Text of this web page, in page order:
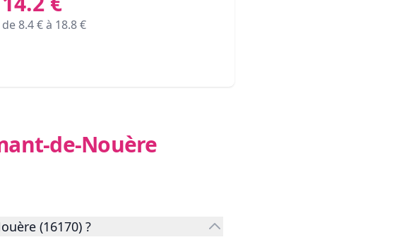
de8.4€ à 18.8€
de-Nouère
(16170) ?